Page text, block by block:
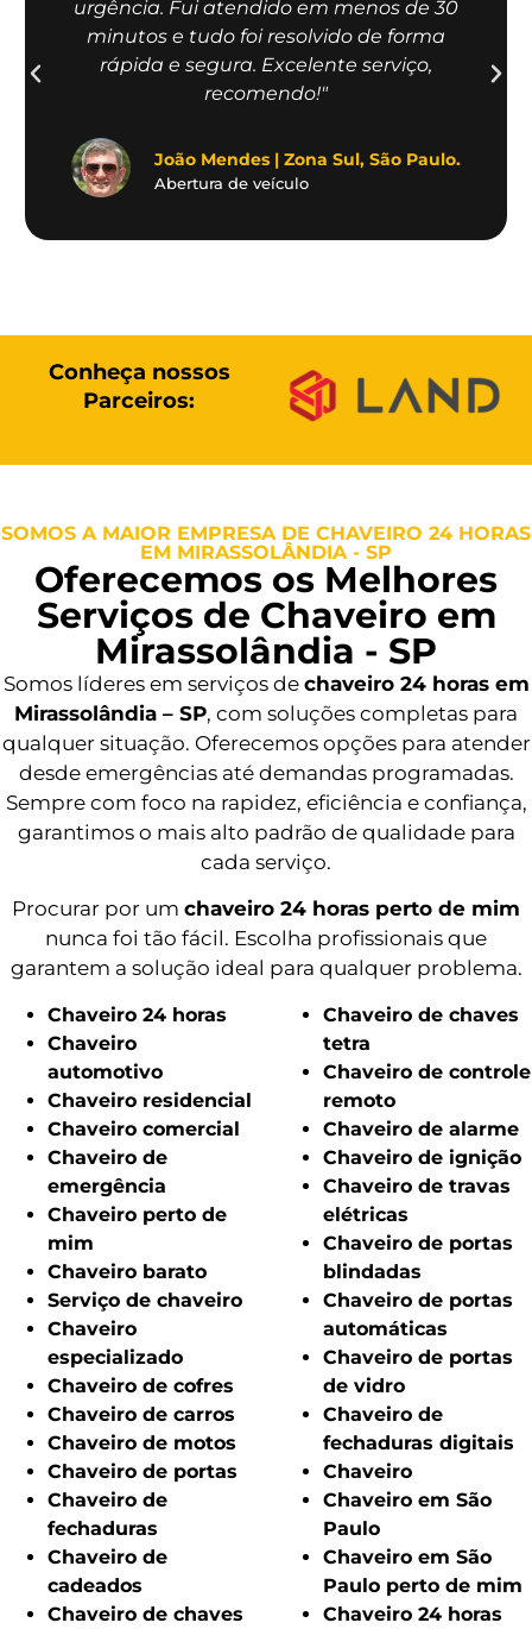
urgência. Fui atendido em menos de 30
minutos e tudo foi resolvido de forma
rápida e segura. Excelente serviço,
recomendo!"
João Mendes | Zona Sul, São Paulo.
Abertura de veículo
Conheça nossos
Parceiros:
SOMOS A MAIOR EMPRESA DE CHAVEIRO 24 HORAS
EM MIRASSOLÂNDIA - SP
Oferecemos os Melhores
Serviços de Chaveiro em
Mirassolândia - SP
Somos líderes em serviços de chaveiro 24 horas em
Mirassolândia – SP, com soluções completas para
qualquer situação. Oferecemos opções para atender
desde emergências até demandas programadas.
Sempre com foco na rapidez, eficiência e confiança,
garantimos o mais alto padrão de qualidade para
cada serviço.
Procurar por um chaveiro 24 horas perto de mim
nunca foi tão fácil. Escolha profissionais que
garantem a solução ideal para qualquer problema.
Chaveiro 24 horas
Chaveiro
automotivo
Chaveiro residencial
Chaveiro comercial
Chaveiro de
emergência
Chaveiro perto de
mim
Chaveiro barato
Serviço de chaveiro
Chaveiro
especializado
Chaveiro de cofres
Chaveiro de carros
Chaveiro de motos
Chaveiro de portas
Chaveiro de
fechaduras
Chaveiro de
cadeados
Chaveiro de chaves
Chaveiro de chaves
tetra
Chaveiro de controle
remoto
Chaveiro de alarme
Chaveiro de ignição
Chaveiro de travas
elétricas
Chaveiro de portas
blindadas
Chaveiro de portas
automáticas
Chaveiro de portas
de vidro
Chaveiro de
fechaduras digitais
Chaveiro
Chaveiro em São
Paulo
Chaveiro em São
Paulo perto de mim
Chaveiro 24 horas